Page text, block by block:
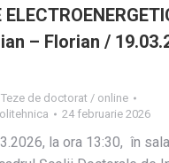
– Florian /
Teze de doctorat / online
24 februarie 2026
la ora 13:30, în